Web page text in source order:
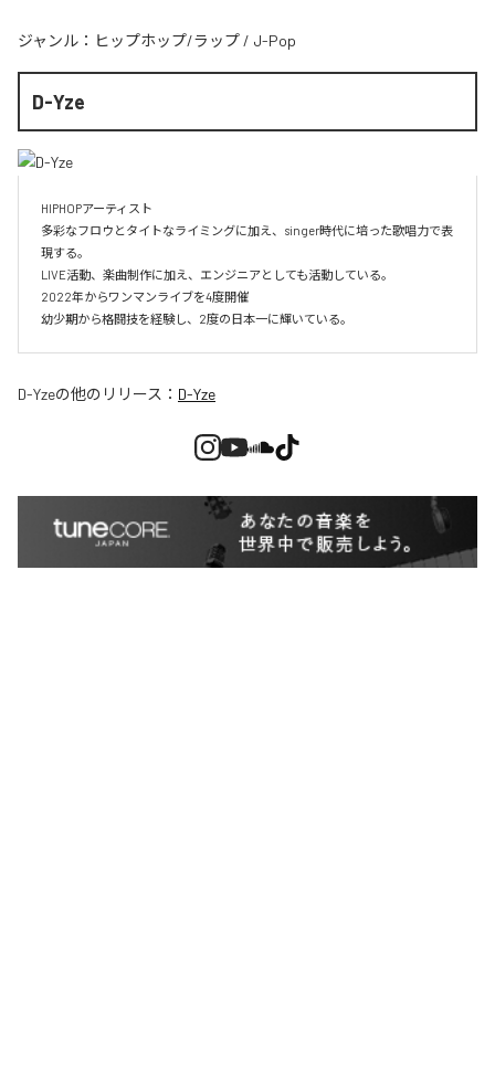
ジャンル： ヒップホップ/ラップ / J-Pop
D-Yze
HIPHOPアーティスト
多彩なフロウとタイトなライミングに加え、singer時代に培った歌唱力で表
現する。
LIVE活動、楽曲制作に加え、エンジニアとしても活動している。
2022年からワンマンライブを4度開催
幼少期から格闘技を経験し、2度の日本一に輝いている。
D-Yzeの他のリリース： D-Yze